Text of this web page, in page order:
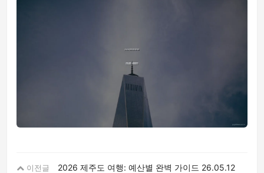
이전글 2026 제주도 여행: 예산별 완벽 가이드 26.05.12